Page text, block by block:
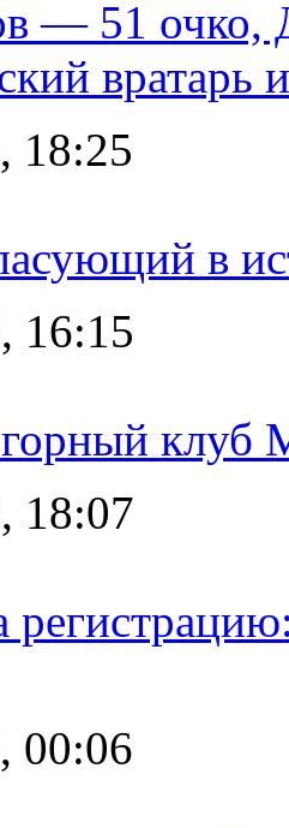
— 51 очко,
вратарь
18:25
в
16:15
клуб
18:07
00:06